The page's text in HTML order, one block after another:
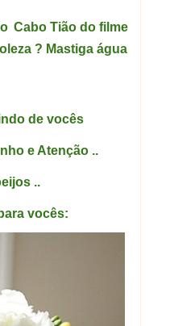
Cabo Tião do filme
? Mastiga água
de vocês
e Atenção ..
..
vocês: